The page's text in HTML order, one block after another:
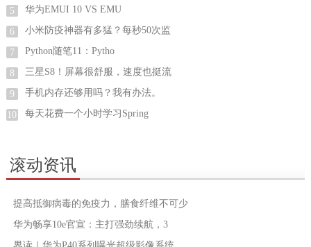
5 华为EMUI 10 VS EMU
6 小米防疫神器有多猛？每秒50次监
7 Python随笔11：Pytho
8 三星S8！屏幕很舒服，速度也挺流
9 手机内存还够用吗？我有办法。
10 每天花费一个小时学习Spring
滚动资讯
提高抵御病毒的免疫力，膳食纤维不可少
华为畅享10e官宣：主打强劲续航，3